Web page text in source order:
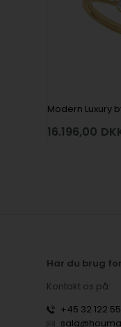
16.196,00
Har du brug
Kontakt os på:
+45 32 122